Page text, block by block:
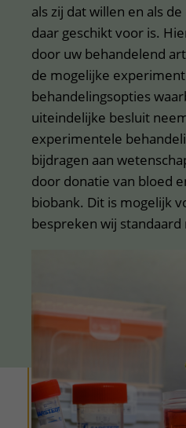
als zij dat willen en als
daar geschikt voor is.
door uw behandelend
de mogelijke
behandelingsopties
uiteindelijke besluit
experimentele
bijdragen aan
door donatie van bloed
biobank. Dit is mogelijk
bespreken wij standaard